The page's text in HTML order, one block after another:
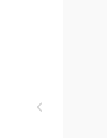
Previous